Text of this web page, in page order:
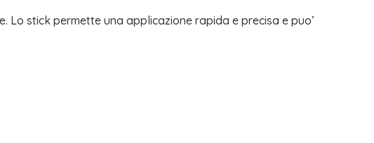
Lo stick permette una applicazione rapida e precisa e puo’